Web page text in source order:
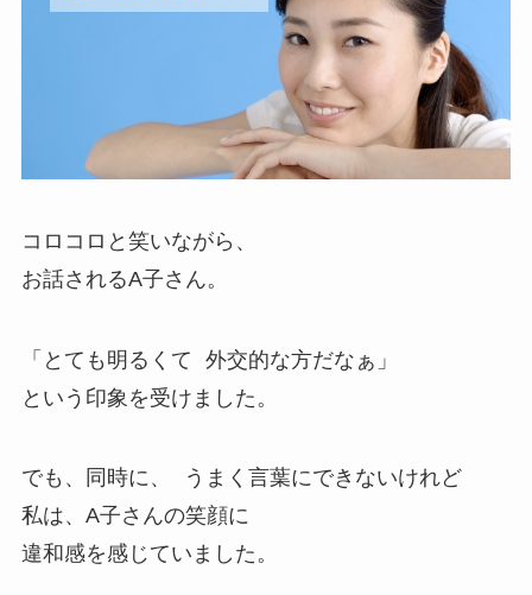
コロコロと笑いながら、
お話されるA子さん。
「とても明るくて 外交的な方だなぁ」
という印象を受けました。
でも、同時に、 うまく言葉にできないけれど
私は、A子さんの笑顔に
違和感を感じていました。